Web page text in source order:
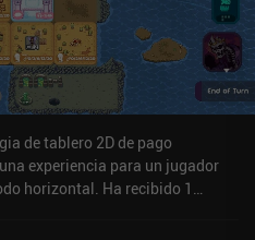
de tablero 2D de pago
experiencia para un jugador
horizontal. Ha recibido 1